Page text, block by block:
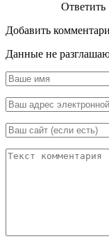
Ответить
Добавить
Данные не